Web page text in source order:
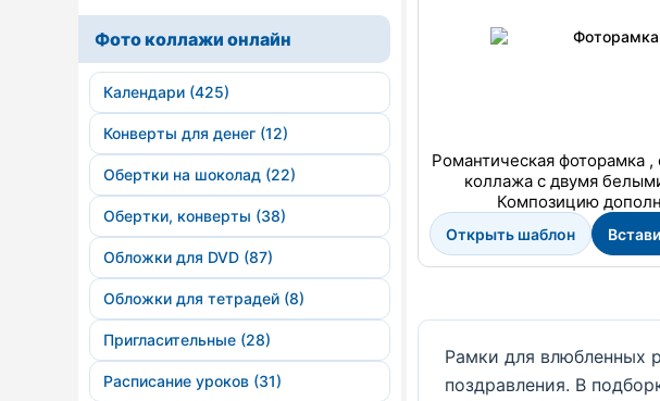
Фото коллажи онлайн
Календари (425)
Конверты для денег (12)
Обертки на шоколад (22)
Обертки, конверты (38)
Обложки для DVD (87)
Обложки для тетрадей (8)
Пригласительные (28)
Расписание уроков (31)
Романтическая фоторамка
коллажа с двумя
Композицию
Открыть шаблон
Рамки для влюбленных
поздравления. В